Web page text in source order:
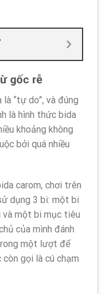
gốc rễ
“tự do”, và đúng
là hình thức bida
khoảng không
bởi quá nhiều
carom, chơi trên
dụng 3 bi: một bi
và một bi mục tiêu
của mình đánh
một lượt để
gọi là cú chạm